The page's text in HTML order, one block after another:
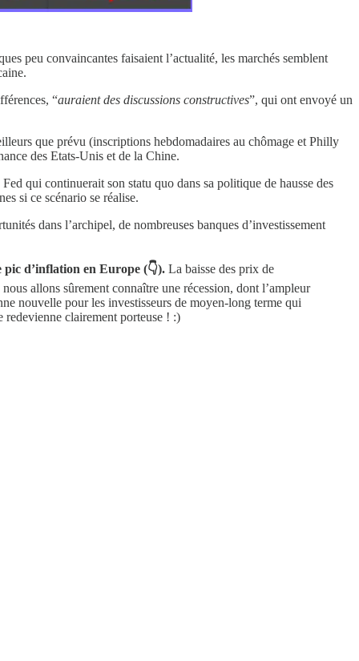
peu convaincantes faisaient l’actualité, les marchés semblent
“auraient des discussions constructives”, qui ont envoyé un
que prévu (inscriptions hebdomadaires au chômage et Philly
des Etats-Unis et de la Chine.
qui continuerait son statu quo dans sa politique de hausse des
si ce scénario se réalise.
dans l’archipel, de nombreuses banques d’investissement
pic d’inflation en Europe (👇). La baisse des prix de
allons sûrement connaître une récession, dont l’ampleur
nouvelle pour les investisseurs de moyen-long terme qui
clairement porteuse ! :)